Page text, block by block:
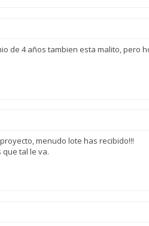
de 4 años tambien esta malito, pero
menudo lote has recibido!!!
tal le va.